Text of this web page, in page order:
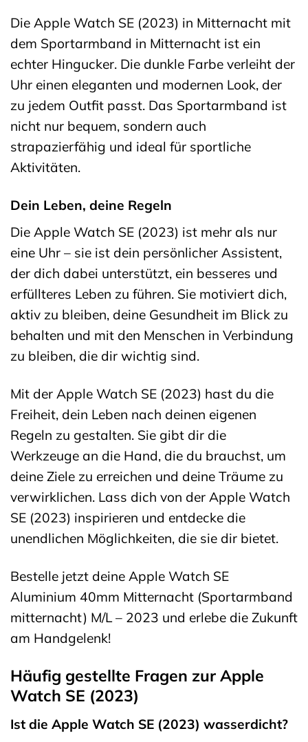
Die Apple Watch SE (2023) in Mitternacht mit
dem Sportarmband in Mitternacht ist ein
echter Hingucker. Die dunkle Farbe verleiht der
Uhr einen eleganten und modernen Look, der
zu jedem Outfit passt. Das Sportarmband ist
nicht nur bequem, sondern auch
strapazierfähig und ideal für sportliche
Aktivitäten.
Dein Leben, deine Regeln
Die Apple Watch SE (2023) ist mehr als nur
eine Uhr – sie ist dein persönlicher Assistent,
der dich dabei unterstützt, ein besseres und
erfüllteres Leben zu führen. Sie motiviert dich,
aktiv zu bleiben, deine Gesundheit im Blick zu
behalten und mit den Menschen in Verbindung
zu bleiben, die dir wichtig sind.
Mit der Apple Watch SE (2023) hast du die
Freiheit, dein Leben nach deinen eigenen
Regeln zu gestalten. Sie gibt dir die
Werkzeuge an die Hand, die du brauchst, um
deine Ziele zu erreichen und deine Träume zu
verwirklichen. Lass dich von der Apple Watch
SE (2023) inspirieren und entdecke die
unendlichen Möglichkeiten, die sie dir bietet.
Bestelle jetzt deine Apple Watch SE
Aluminium 40mm Mitternacht (Sportarmband
mitternacht) M/L – 2023 und erlebe die Zukunft
am Handgelenk!
Häufig gestellte Fragen zur Apple
Watch SE (2023)
Ist die Apple Watch SE (2023) wasserdicht?